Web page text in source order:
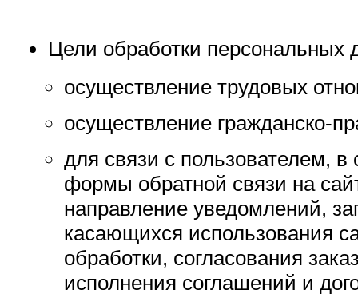
Цели обработки персональных
осуществление трудовых
осуществление гражданско-
для связи с пользователем, в
формы обратной связи на
направление уведомлений,
касающихся использования
обработки, согласования
исполнения соглашений и